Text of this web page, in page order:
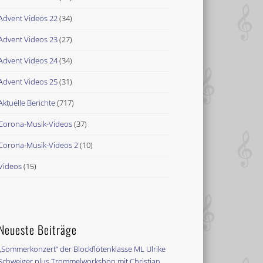
Videos 22(34)
Videos 23(27)
Videos 24(34)
Videos 25(31)
Berichte(717)
Musik-Videos(37)
Musik-Videos 2(10)
(15)
Beiträge
der Blockflötenklasse ML Ulrike